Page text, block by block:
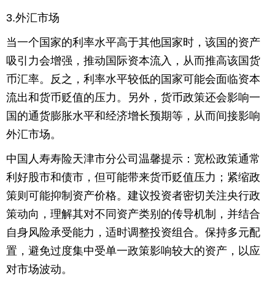
3.外汇市场
当一个国家的利率水平高于其他国家时，该国的资产
吸引力会增强，推动国际资本流入，从而推高该国货
币汇率。反之，利率水平较低的国家可能会面临资本
流出和货币贬值的压力。另外，货币政策还会影响一
国的通货膨胀水平和经济增长预期等，从而间接影响
外汇市场。
中国人寿寿险天津市分公司温馨提示：宽松政策通常
利好股市和债市，但可能带来货币贬值压力；紧缩政
策则可能抑制资产价格。建议投资者密切关注央行政
策动向，理解其对不同资产类别的传导机制，并结合
自身风险承受能力，适时调整投资组合。保持多元配
置，避免过度集中受单一政策影响较大的资产，以应
对市场波动。